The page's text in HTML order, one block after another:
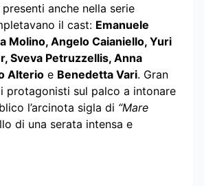
anche nella serie
il cast: Emanuele
Molino, Angelo Caianiello, Yuri
Sveva Petruzzellis, Anna
Alterio e Benedetta Vari. Gran
protagonisti sul palco a intonare
l’arcinota sigla di “Mare
di una serata intensa e